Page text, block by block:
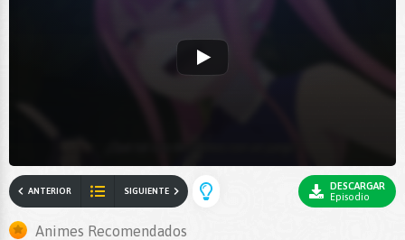
ANTERIOR SIGUIENTE
DESCARGAR
Episodio
Animes Recomendados